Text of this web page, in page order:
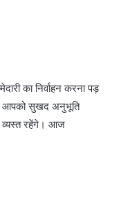
का निर्वाहन करना पड़
आपको सुखद अनुभूति
व्यस्त रहेंगे। आज